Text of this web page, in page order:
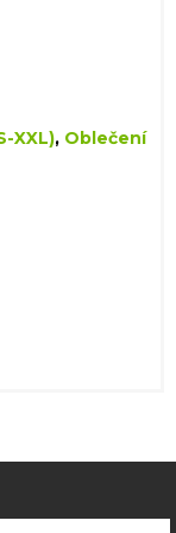
XXL), Oblečení